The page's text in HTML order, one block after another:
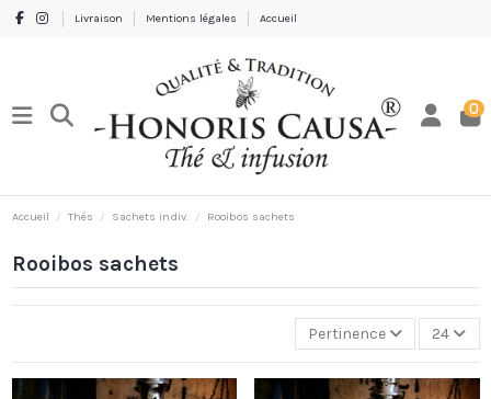
Livraison Mentions légales Accueil
0
Accueil Thés Sachets indiv. Rooibos sachets
Rooibos sachets
Pertinence 24